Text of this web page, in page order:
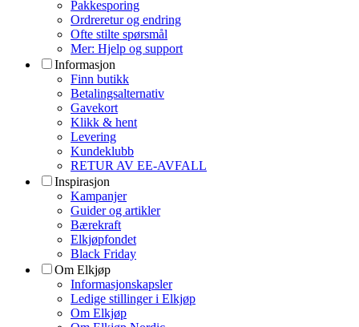
Pakkesporing
Ordreretur og endring
Ofte stilte spørsmål
Mer: Hjelp og support
Informasjon
Finn butikk
Betalingsalternativ
Gavekort
Klikk & hent
Levering
Kundeklubb
RETUR AV EE-AVFALL
Inspirasjon
Kampanjer
Guider og artikler
Bærekraft
Elkjøpfondet
Black Friday
Om Elkjøp
Informasjonskapsler
Ledige stillinger i Elkjøp
Om Elkjøp